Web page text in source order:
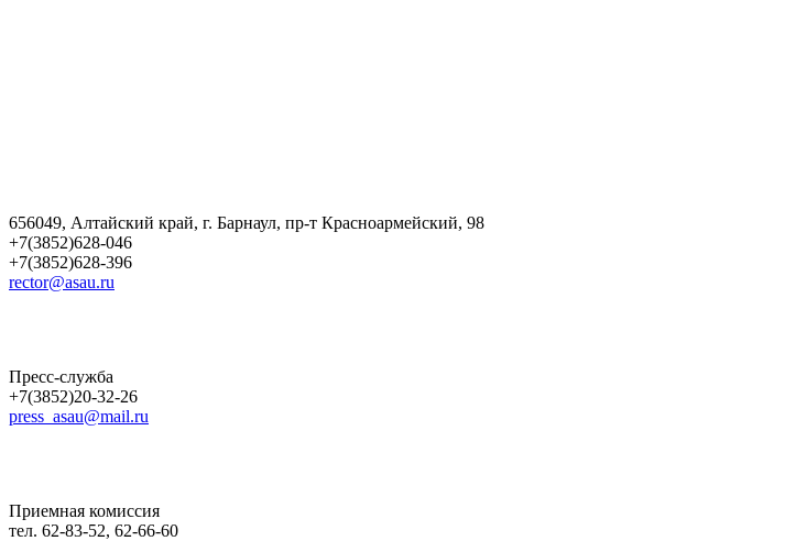
656049, Алтайский край, г. Барнаул, пр-т Красноармейский, 98
+7(3852)628-046
+7(3852)628-396
rector@asau.ru
Пресс-служба
+7(3852)20-32-26
press_asau@mail.ru
Приемная комиссия
тел. 62-83-52, 62-66-60